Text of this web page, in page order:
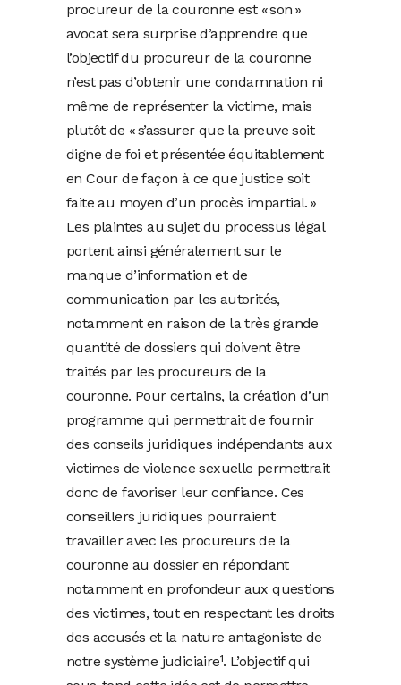
procureur de la couronne est « son »
avocat sera surprise d’apprendre que
l’objectif du procureur de la couronne
n’est pas d’obtenir une condamnation ni
même de représenter la victime, mais
plutôt de « s’assurer que la preuve soit
digne de foi et présentée équitablement
en Cour de façon à ce que justice soit
faite au moyen d’un procès impartial. »
Les plaintes au sujet du processus légal
portent ainsi généralement sur le
manque d’information et de
communication par les autorités,
notamment en raison de la très grande
quantité de dossiers qui doivent être
traités par les procureurs de la
couronne. Pour certains, la création d’un
programme qui permettrait de fournir
des conseils juridiques indépendants aux
victimes de violence sexuelle permettrait
donc de favoriser leur confiance. Ces
conseillers juridiques pourraient
travailler avec les procureurs de la
couronne au dossier en répondant
notamment en profondeur aux questions
des victimes, tout en respectant les droits
des accusés et la nature antagoniste de
notre système judiciaire¹. L’objectif qui